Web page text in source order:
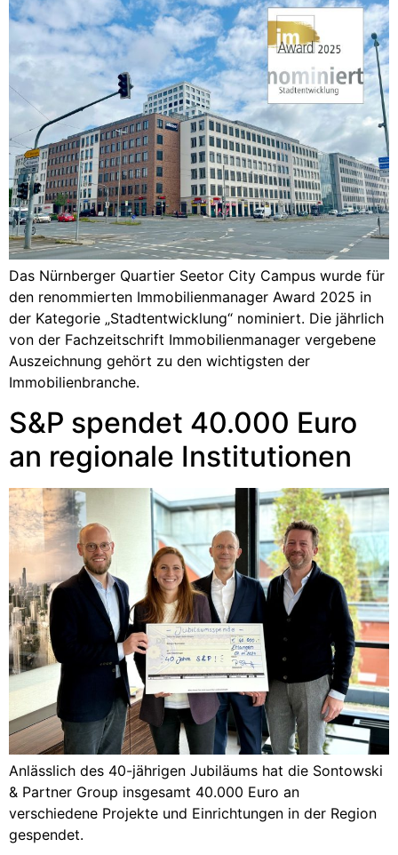
Das Nürnberger Quartier Seetor City Campus wurde für
den renommierten Immobilienmanager Award 2025 in
der Kategorie „Stadtentwicklung“ nominiert. Die jährlich
von der Fachzeitschrift Immobilienmanager vergebene
Auszeichnung gehört zu den wichtigsten der
Immobilienbranche.
S&P spendet 40.000 Euro
an regionale Institutionen
Anlässlich des 40-jährigen Jubiläums hat die Sontowski
& Partner Group insgesamt 40.000 Euro an
verschiedene Projekte und Einrichtungen in der Region
gespendet.